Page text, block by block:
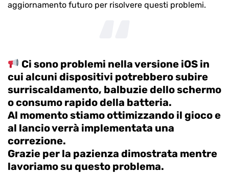
aggiornamento futuro per risolvere questi problemi.
Ci sono problemi nella versione iOS in
cui alcuni dispositivi potrebbero subire
surriscaldamento, balbuzie dello schermo
o consumo rapido della batteria.
Al momento stiamo ottimizzando il gioco e
al lancio verrà implementata una
correzione.
Grazie per la pazienza dimostrata mentre
lavoriamo su questo problema.